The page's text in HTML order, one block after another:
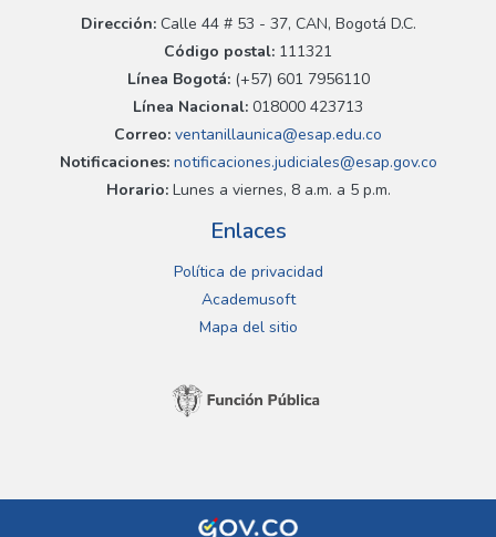
Dirección:Calle 44 # 53 - 37, CAN, Bogotá D.C.
Código postal: 111321
Línea Bogotá:(+57) 601 7956110
Línea Nacional: 018000 423713
Correo: ventanillaunica@esap.edu.co
Notificaciones:notificaciones.judiciales@esap.gov.co
Horario:Lunes a viernes, 8 a.m. a 5 p.m.
Enlaces
Política de privacidad
Academusoft
Mapa del sitio